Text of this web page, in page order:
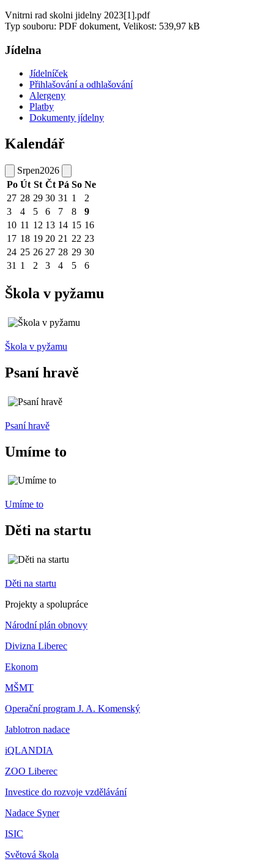
Vnitrni rad skolni jidelny 2023[1].pdf
Typ souboru: PDF dokument, Velikost: 539,97 kB
Jídelna
Jídelníček
Přihlašování a odhlašování
Alergeny
Platby
Dokumenty jídelny
Kalendář
Srpen2026
Po Út St Čt Pá So Ne
27 28 29 30 31 1
2
3
4 5 6 7 8
9
10 11 12 13 14 15 16
17 18 19 20 21 22 23
24 25 26 27 28 29 30
31 1 2 3 4 5 6
Škola v pyžamu
Škola v pyžamu
Psaní hravě
Psaní hravě
Umíme to
Umíme to
Děti na startu
Děti na startu
Projekty a spolupráce
Národní plán obnovy
Divizna Liberec
Ekonom
MŠMT
Operační program J. A. Komenský
Jablotron nadace
iQLANDIA
ZOO Liberec
Investice do rozvoje vzdělávání
Nadace Syner
ISIC
Světová škola